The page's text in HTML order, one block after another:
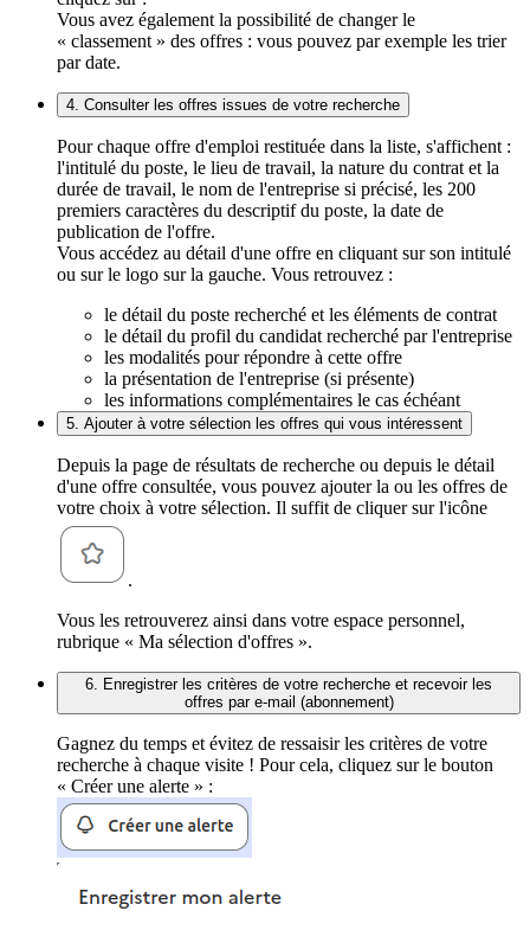
Vous avez également la possibilité de changer le
« classement » des offres : vous pouvez par exemple les trier
par date.
4. Consulter les offres issues de votre recherche
Pour chaque offre d'emploi restituée dans la liste, s'affichent :
l'intitulé du poste, le lieu de travail, la nature du contrat et la
durée de travail, le nom de l'entreprise si précisé, les 200
premiers caractères du descriptif du poste, la date de
publication de l'offre.
Vous accédez au détail d'une offre en cliquant sur son intitulé
ou sur le logo sur la gauche. Vous retrouvez :
le détail du poste recherché et les éléments de contrat
le détail du profil du candidat recherché par l'entreprise
les modalités pour répondre à cette offre
la présentation de l'entreprise (si présente)
les informations complémentaires le cas échéant
5. Ajouter à votre sélection les offres qui vous intéressent
Depuis la page de résultats de recherche ou depuis le détail
d'une offre consultée, vous pouvez ajouter la ou les offres de
votre choix à votre sélection. Il suffit de cliquer sur l'icône
.
Vous les retrouverez ainsi dans votre espace personnel,
rubrique « Ma sélection d'offres ».
6. Enregistrer les critères de votre recherche et recevoir les
offres par e-mail (abonnement)
Gagnez du temps et évitez de ressaisir les critères de votre
recherche à chaque visite ! Pour cela, cliquez sur le bouton
« Créer une alerte » :